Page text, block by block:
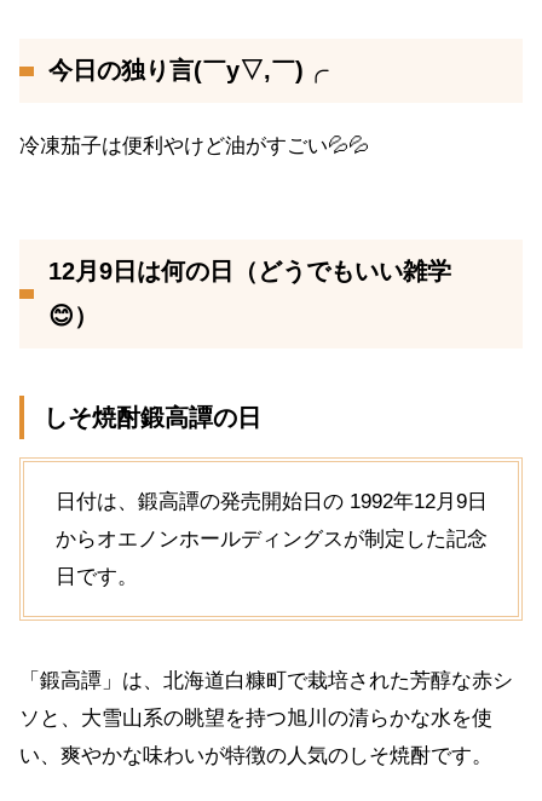
今日の独り言(￣y▽,￣)╭
冷凍茄子は便利やけど油がすごい💦💦
12月9日は何の日（どうでもいい雑学
😊）
しそ焼酎鍛高譚の日
日付は、鍛高譚の発売開始日の 1992年12月9日
からオエノンホールディングスが制定した記念
日です。
「鍛高譚」は、北海道白糠町で栽培された芳醇な赤シ
ソと、大雪山系の眺望を持つ旭川の清らかな水を使
い、爽やかな味わいが特徴の人気のしそ焼酎です。